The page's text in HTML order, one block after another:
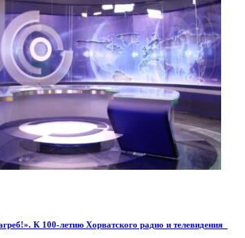
К 100-летию Хорватского радио и телевидения